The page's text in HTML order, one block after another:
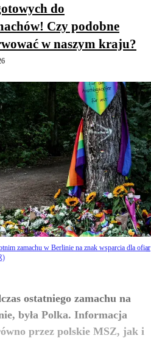
do
Czy podobne
w naszym kraju?
zamachu w Berlinie na znak wsparcia dla ofiar
ostatniego zamachu na
była Polka. Informacja
przez polskie MSZ, jak i